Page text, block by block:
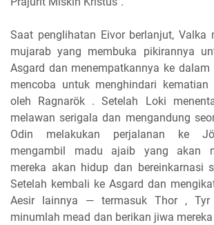
Saat penglihatan Eivor berlanjut, Valka
mujarab yang membuka pikirannya
Asgard dan menempatkannya ke dalam
mencoba untuk menghindari kematian
oleh Ragnarök . Setelah Loki
melawan serigala dan mengandung
Odin melakukan perjalanan ke
mengambil madu ajaib yang akan
mereka akan hidup dan bereinkarnasi
Setelah kembali ke Asgard dan
Aesir lainnya — termasuk Thor ,
minumlah mead dan berikan jiwa